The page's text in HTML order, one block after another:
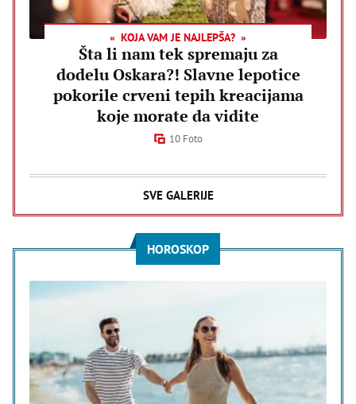
KOJA VAM JE NAJLEPŠA?
Šta li nam tek spremaju za
dodelu Oskara?! Slavne lepotice
pokorile crveni tepih kreacijama
koje morate da vidite
10 Foto
SVE GALERIJE
HOROSKOP